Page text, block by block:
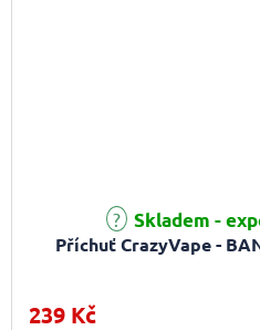
Příchuť CrazyVape -
Skladem -
239 Kč